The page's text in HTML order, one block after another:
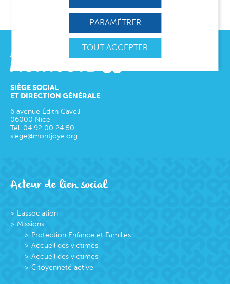
SIÈGE SOCIAL
ET DIRECTION GÉNÉRALE
6 avenue Édith Cavell
06000 Nice
Tél. 04 92 00 24 50
siege@montjoye.org
Acteur de lien social
L’association
Missions
Protection Enfance et Familles
Accueil des victimes
Accueil des victimes
Citoyenneté active
TOUT ACCEPTER
PARAMÉTRER